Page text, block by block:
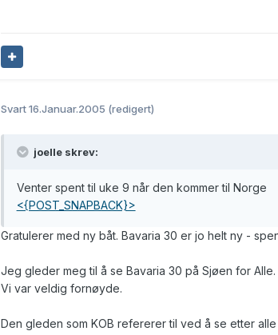
Svart16.Januar.2005 (redigert)
joelle skrev:
Venter spent til uke 9 når den kommer til Norge
<{POST_SNAPBACK}>
Gratulerer med ny båt. Bavaria 30 er jo helt ny -
Jeg gleder meg til å se Bavaria 30 på Sjøen for
Vi var veldig fornøyde.
Den gleden som KOB refererer til ved å se etter